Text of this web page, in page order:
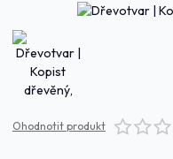
Ohodnotit produkt